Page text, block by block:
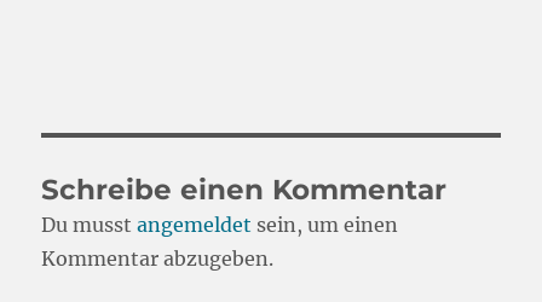
Schreibe einen Kommentar
Du musstangemeldet sein, um einen
Kommentar abzugeben.